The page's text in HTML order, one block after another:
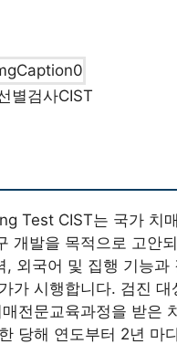
별검사CIST
Test CIST는 국가 치
개발을 목적으로 고안
외국어 및 집행 기능과
가 시행합니다. 검진
전문교육과정을 받은
당해 연도부터 2년 마